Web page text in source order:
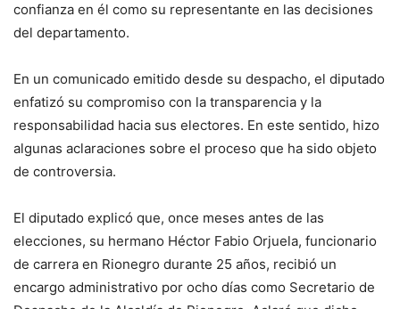
confianza en él como su representante en las decisiones
del departamento.
En un comunicado emitido desde su despacho, el diputado
enfatizó su compromiso con la transparencia y la
responsabilidad hacia sus electores. En este sentido, hizo
algunas aclaraciones sobre el proceso que ha sido objeto
de controversia.
El diputado explicó que, once meses antes de las
elecciones, su hermano Héctor Fabio Orjuela, funcionario
de carrera en Rionegro durante 25 años, recibió un
encargo administrativo por ocho días como Secretario de